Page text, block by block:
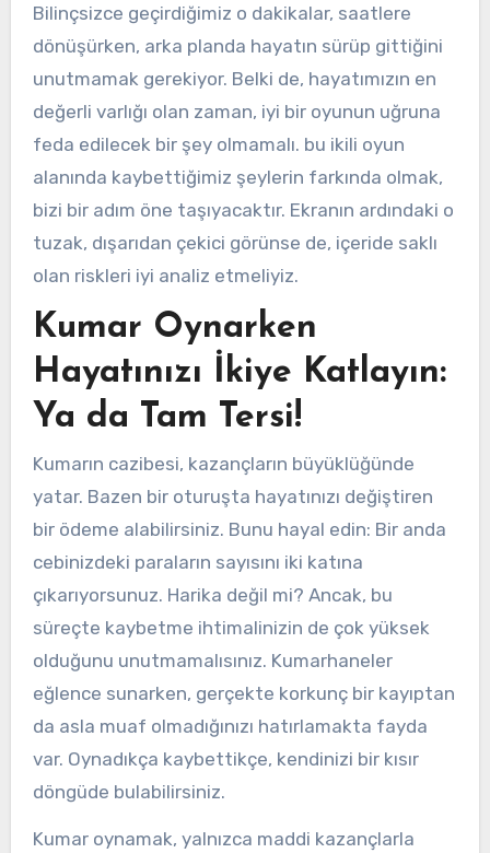
Bilinçsizce geçirdiğimiz o dakikalar, saatlere
dönüşürken, arka planda hayatın sürüp gittiğini
unutmamak gerekiyor. Belki de, hayatımızın en
değerli varlığı olan zaman, iyi bir oyunun uğruna
feda edilecek bir şey olmamalı. bu ikili oyun
alanında kaybettiğimiz şeylerin farkında olmak,
bizi bir adım öne taşıyacaktır. Ekranın ardındaki o
tuzak, dışarıdan çekici görünse de, içeride saklı
olan riskleri iyi analiz etmeliyiz.
Kumar Oynarken
Hayatınızı İkiye Katlayın:
Ya da Tam Tersi!
Kumarın cazibesi, kazançların büyüklüğünde
yatar. Bazen bir oturuşta hayatınızı değiştiren
bir ödeme alabilirsiniz. Bunu hayal edin: Bir anda
cebinizdeki paraların sayısını iki katına
çıkarıyorsunuz. Harika değil mi? Ancak, bu
süreçte kaybetme ihtimalinizin de çok yüksek
olduğunu unutmamalısınız. Kumarhaneler
eğlence sunarken, gerçekte korkunç bir kayıptan
da asla muaf olmadığınızı hatırlamakta fayda
var. Oynadıkça kaybettikçe, kendinizi bir kısır
döngüde bulabilirsiniz.
Kumar oynamak, yalnızca maddi kazançlarla